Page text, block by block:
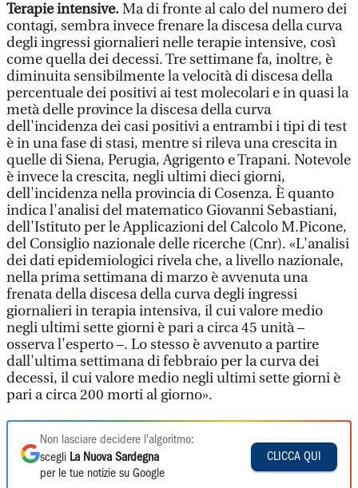
Terapie intensive.Ma di fronte al calo del numero dei
contagi, sembra invece frenare la discesa della curva
degli ingressi giornalieri nelle terapie intensive, così
come quella dei decessi. Tre settimane fa, inoltre, è
diminuita sensibilmente la velocità di discesa della
percentuale dei positivi ai test molecolari e in quasi la
metà delle province la discesa della curva
dell'incidenza dei casi positivi a entrambi i tipi di test
è in una fase di stasi, mentre si rileva una crescita in
quelle di Siena, Perugia, Agrigento e Trapani. Notevole
è invece la crescita, negli ultimi dieci giorni,
dell'incidenza nella provincia di Cosenza. È quanto
indica l'analisi del matematico Giovanni Sebastiani,
dell'Istituto per le Applicazioni del Calcolo M.Picone,
del Consiglio nazionale delle ricerche (Cnr). «L'analisi
dei dati epidemiologici rivela che, a livello nazionale,
nella prima settimana di marzo è avvenuta una
frenata della discesa della curva degli ingressi
giornalieri in terapia intensiva, il cui valore medio
negli ultimi sette giorni è pari a circa 45 unità –
osserva l'esperto –. Lo stesso è avvenuto a partire
dall'ultima settimana di febbraio per la curva dei
decessi, il cui valore medio negli ultimi sette giorni è
pari a circa 200 morti al giorno».
Non lasciare decidere l'algoritmo:
scegli La Nuova Sardegna
per le tue notizie su Google
CLICCA QUI